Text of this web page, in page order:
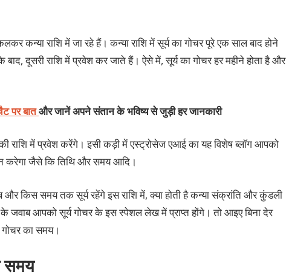
कन्या राशि में जा रहे हैं। कन्या राशि में सूर्य का गोचर पूरे एक साल बाद होने
दूसरी राशि में प्रवेश कर जाते हैं। ऐसे में, सूर्य का गोचर हर महीने होता है और
पर बातऔर जानें अपने संतान के भविष्य से जुड़ी हर जानकारी
राशि में प्रवेश करेंगे। इसी कड़ी में एस्ट्रोसेज एआई का यह विशेष ब्लॉग आपको
करेगा जैसे कि तिथि और समय आदि।
और किस समय तक सूर्य रहेंगे इस राशि में, क्या होती है कन्या संक्रांति और कुंडली
आपको सूर्य गोचर के इस स्पेशल लेख में प्राप्त होंगे। तो आइए बिना देर
का समय।
समय